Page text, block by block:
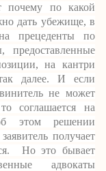
почему по какой
дать убежище, в
прецеденты по
предоставленные
на кантри
далее. И если
не может
соглашается на
этом решении
получает
Но это бывает
адвокаты